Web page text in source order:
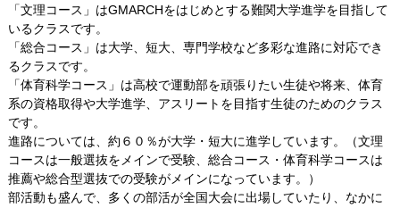
「文理コース」はGMARCHをはじめとする難関大学進学を目指して
いるクラスです。
「総合コース」は大学、短大、専門学校など多彩な進路に対応でき
るクラスです。
「体育科学コース」は高校で運動部を頑張りたい生徒や将来、体育
系の資格取得や大学進学、アスリートを目指す生徒のためのクラス
です。
進路については、約６０％が大学・短大に進学しています。（文理
コースは一般選抜をメインで受験、総合コース・体育科学コースは
推薦や総合型選抜での受験がメインになっています。）
部活動も盛んで、多くの部活が全国大会に出場していたり、なかに